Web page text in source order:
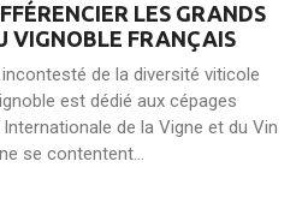
LES GRANDS
VIGNOBLE FRANÇAIS
de la diversité viticole
est dédié aux cépages
de la Vigne et du Vin
se contentent...